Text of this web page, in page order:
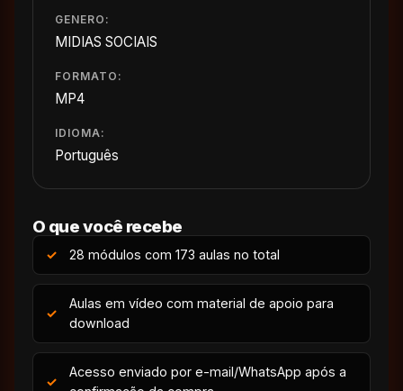
GENERO:
MIDIAS SOCIAIS
FORMATO:
MP4
IDIOMA:
Português
O que você recebe
28 módulos com 173 aulas no total
Aulas em vídeo com material de apoio para
download
Acesso enviado por e-mail/WhatsApp após a